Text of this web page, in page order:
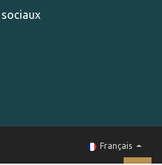
sociaux
Français